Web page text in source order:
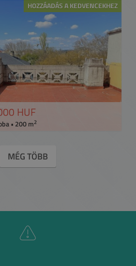
HOZZÁADÁS A KEDVENCEKHEZ
HUF
• 200 m2
MÉG TÖBB